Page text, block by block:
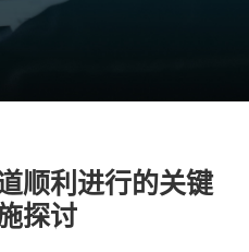
顺利进行的关键
探讨